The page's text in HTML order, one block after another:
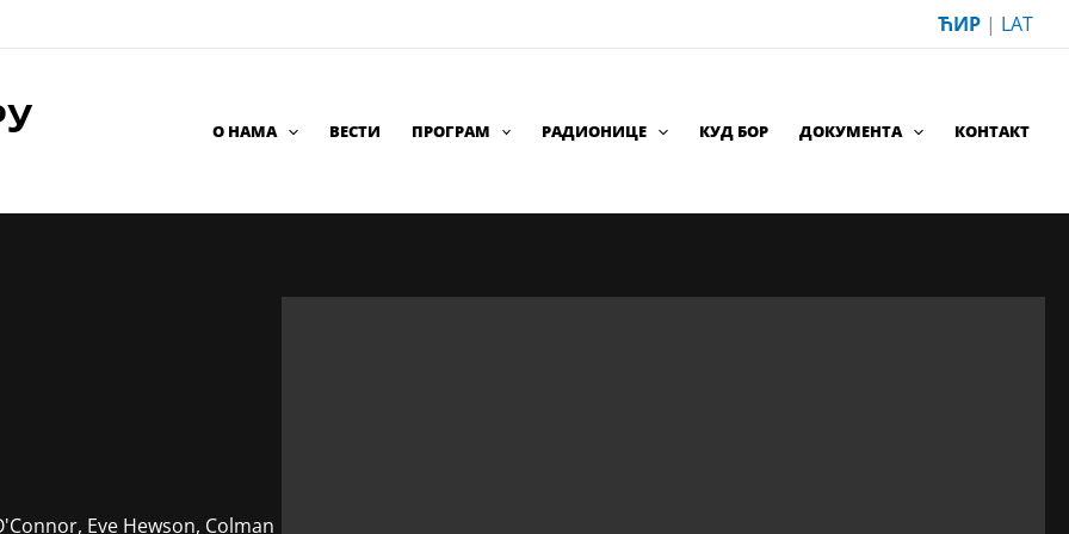
ЋИР | LAT
О НАМА ВЕСТИ ПРОГРАМ РАДИОНИЦЕ КУД БОР ДОКУМЕНТА КОНТАКТ
Eve Hewson, Colman